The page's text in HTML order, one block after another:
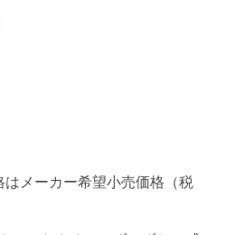
メーカー希望小売価格（税